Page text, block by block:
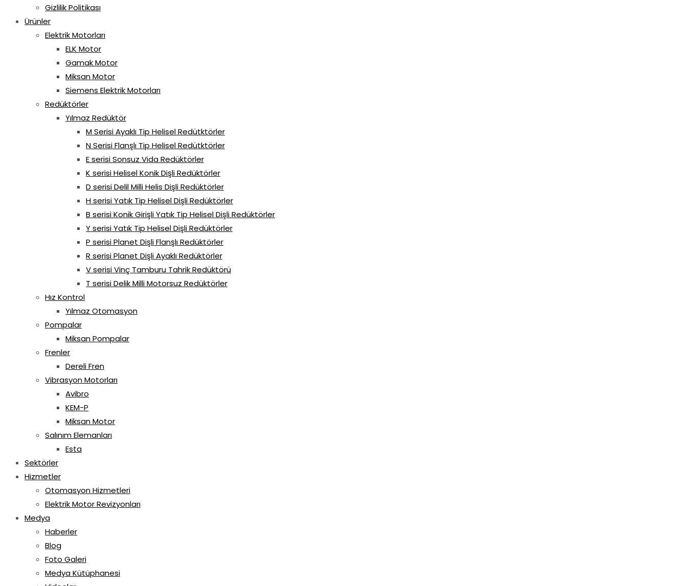
Gizlilik Politikası
Ürünler
Elektrik Motorları
ELK Motor
Gamak Motor
Miksan Motor
Siemens Elektrik Motorları
Redüktörler
Yılmaz Redüktör
M Serisi Ayaklı Tip Helisel Redütktörler
N Serisi Flanşlı Tip Helisel Redütktörler
E serisi Sonsuz Vida Redüktörler
K serisi Helisel Konik Dişli Redüktörler
D serisi Delil Milli Helis Dişli Redüktörler
H serisi Yatık Tip Helisel Dişli Redüktörler
B serisi Konik Girişli Yatık Tip Helisel Dişli Redüktörler
Y serisi Yatık Tip Helisel Dişli Redüktörler
P serisi Planet Dişli Flanşlı Redüktörler
R serisi Planet Dişli Ayaklı Redüktörler
V serisi Vinç Tamburu Tahrik Redüktörü
T serisi Delik Milli Motorsuz Redüktörler
Hız Kontrol
Yılmaz Otomasyon
Pompalar
Miksan Pompalar
Frenler
Dereli Fren
Vibrasyon Motorları
Avibro
KEM-P
Miksan Motor
Salınım Elemanları
Esta
Sektörler
Hizmetler
Otomasyon Hizmetleri
Elektrik Motor Revizyonları
Medya
Haberler
Blog
Foto Galeri
Medya Kütüphanesi